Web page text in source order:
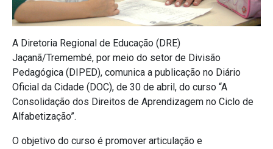
A Diretoria Regional de Educação (DRE)
Jaçanã/Tremembé, por meio do setor de Divisão
Pedagógica (DIPED), comunica a publicação no Diário
Oficial da Cidade (DOC), de 30 de abril, do curso “A
Consolidação dos Direitos de Aprendizagem no Ciclo de
Alfabetização”.
O objetivo do curso é promover articulação e